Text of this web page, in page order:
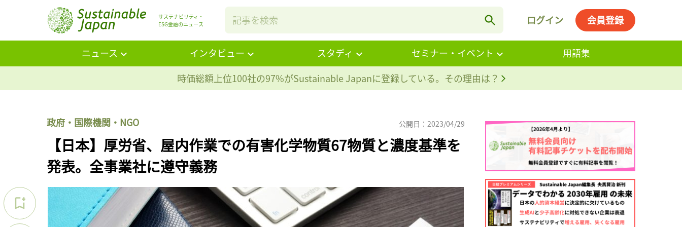
サステナビリティ・
ESG金融のニュース
ログイン 会員登録
ニュース インタビュー スタディ セミナー・イベント
用語集
時価総額上位100社の97%がSustainable Japanに登録している。その理由は？
政府・国際機関・NGO 公開日：2023/04/29
【日本】厚労省、屋内作業での有害化学物質67物質と濃度基準を
発表。全事業社に遵守義務